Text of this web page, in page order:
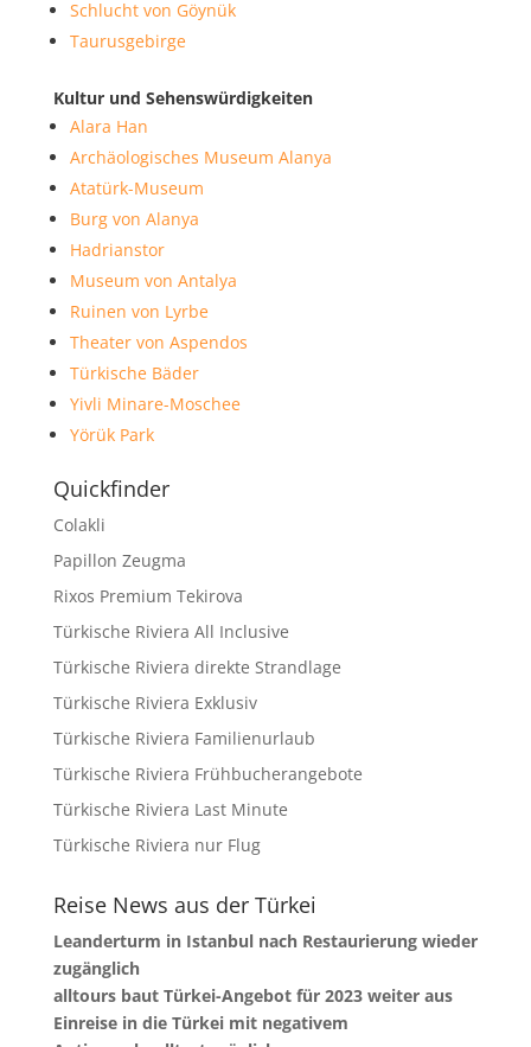
Schlucht von Göynük
Taurusgebirge
Kultur und Sehenswürdigkeiten
Alara Han
Archäologisches Museum Alanya
Atatürk-Museum
Burg von Alanya
Hadrianstor
Museum von Antalya
Ruinen von Lyrbe
Theater von Aspendos
Türkische Bäder
Yivli Minare-Moschee
Yörük Park
Quickfinder
Colakli
Papillon Zeugma
Rixos Premium Tekirova
Türkische Riviera All Inclusive
Türkische Riviera direkte Strandlage
Türkische Riviera Exklusiv
Türkische Riviera Familienurlaub
Türkische Riviera Frühbucherangebote
Türkische Riviera Last Minute
Türkische Riviera nur Flug
Reise News aus der Türkei
Leanderturm in Istanbul nach Restaurierung wieder
zugänglich
alltours baut Türkei-Angebot für 2023 weiter aus
Einreise in die Türkei mit negativem